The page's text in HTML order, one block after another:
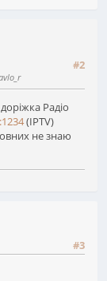
#2
Радіо
(IPTV)
не знаю
#3